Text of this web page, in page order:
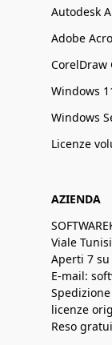
Autodesk
Adobe
CorelDraw
Windows
Windows
Licenze
AZIENDA
Viale
Aperti 7 su
E-mail:
licenze
Reso